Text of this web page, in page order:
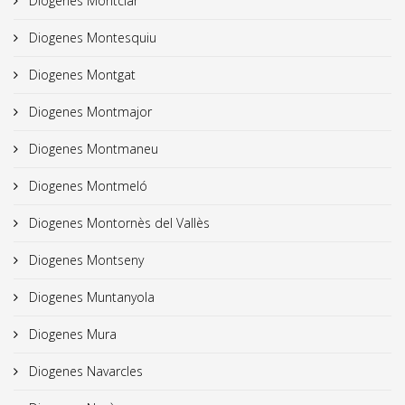
Diogenes Montesquiu
Diogenes Montgat
Diogenes Montmajor
Diogenes Montmaneu
Diogenes Montmeló
Diogenes Montornès del Vallès
Diogenes Montseny
Diogenes Muntanyola
Diogenes Mura
Diogenes Navarcles